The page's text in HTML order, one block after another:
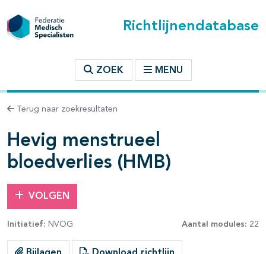
Richtlijnendatabase
ZOEK MENU
Terug naar zoekresultaten
Hevig menstrueel
bloedverlies (HMB)
VOLGEN
Initiatief: NVOG Aantal modules: 22
binnen deze richtlijn